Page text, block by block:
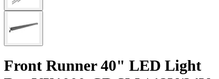
Front Runner 40" LED Light